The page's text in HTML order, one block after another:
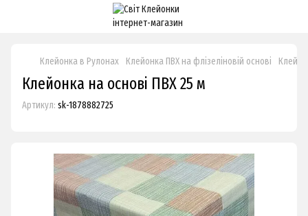
Клейонка в Рулонах Клейонка ПВХ на флізеліновій основі
Клейонка на основі ПВХ 25 м
Артикул: sk-1878882725